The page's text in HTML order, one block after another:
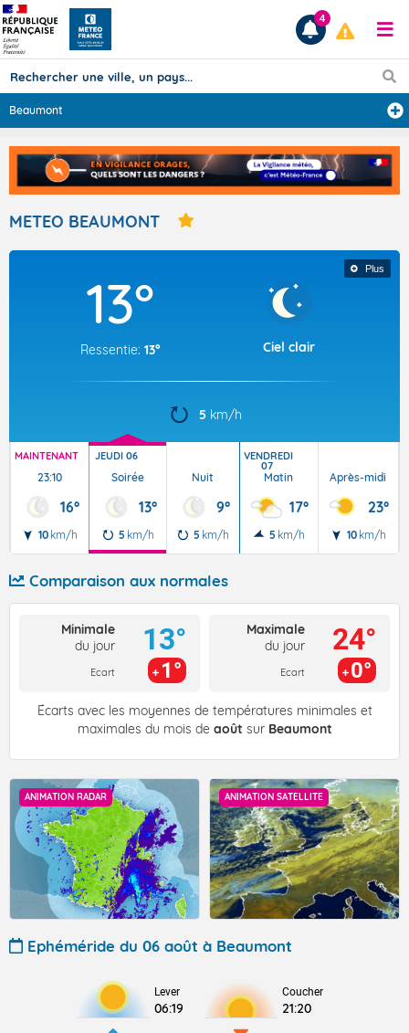
Prévisions
TOUS LES RÉSULTATS
Articles
4
Beaumont
METEO BEAUMONT
Plus
13°
Ressentie: 13° Ciel clair
5 km/h
MAINTENANT
23:10
16°
10 km/h
JEUDI 06
Soirée
13°
5 km/h
Nuit
9°
5 km/h
VENDREDI
07
Matin
17°
5 km/h
Après-midi
23°
10 km/h
Comparaison aux normales
Minimale
du jour
Ecart
13°
1°
Maximale
du jour
Ecart
24°
0°
Écarts avec les moyennes de températures minimales et
maximales du mois de août sur Beaumont
ANIMATION RADAR ANIMATION SATELLITE
Ephéméride du 06 août à Beaumont
Lever
06:19
Coucher
21:20